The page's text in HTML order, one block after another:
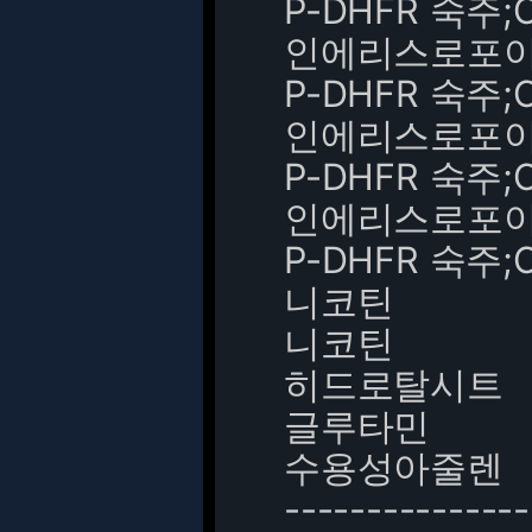
P-DHFR 숙주
인에리스로포
P-DHFR 숙주
인에리스로포
P-DHFR 숙주
인에리스로포
P-DHFR 숙주
니코틴
니코틴
히드로탈시트
글루타민
수용성아줄렌